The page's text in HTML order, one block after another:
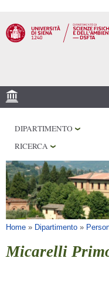
MUSEI
OSSERVATORIO
BIBLIOTECHE
SERVIZI
DIPARTIMENTO
RICERCA
Tu sei qui
Home » Dipartimento »
Micarelli